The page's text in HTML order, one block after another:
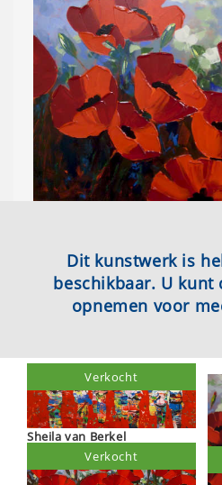
Dit kunstwerk is
beschikbaar. U kunt
opnemen voor
Sheila van Berkel
Verkocht
Verkocht